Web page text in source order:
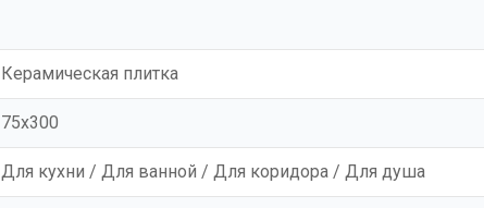
Керамическая плитка
75x300
Для кухни / Для ванной / Для коридора / Для душа